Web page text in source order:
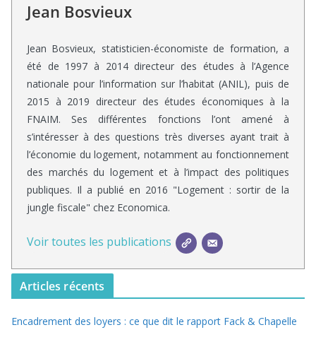
Jean Bosvieux
Jean Bosvieux, statisticien-économiste de formation, a
été de 1997 à 2014 directeur des études à l’Agence
nationale pour l’information sur l’habitat (ANIL), puis de
2015 à 2019 directeur des études économiques à la
FNAIM. Ses différentes fonctions l’ont amené à
s’intéresser à des questions très diverses ayant trait à
l’économie du logement, notamment au fonctionnement
des marchés du logement et à l’impact des politiques
publiques. Il a publié en 2016 "Logement : sortir de la
jungle fiscale" chez Economica.
Voir toutes les publications
Articles récents
Encadrement des loyers : ce que dit le rapport Fack & Chapelle